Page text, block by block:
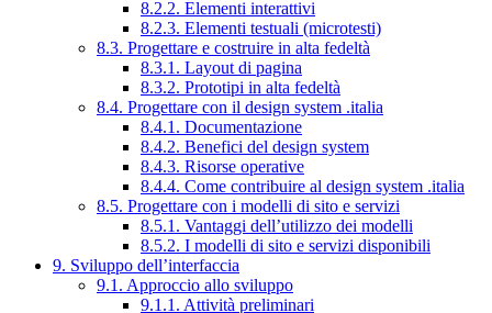
8.2.2. Elementi interattivi
8.2.3. Elementi testuali (microtesti)
8.3. Progettare e costruire in alta fedeltà
8.3.1. Layout di pagina
8.3.2. Prototipi in alta fedeltà
8.4. Progettare con il design system .italia
8.4.1. Documentazione
8.4.2. Benefici del design system
8.4.3. Risorse operative
8.4.4. Come contribuire al design system .italia
8.5. Progettare con i modelli di sito e servizi
8.5.1. Vantaggi dell’utilizzo dei modelli
8.5.2. I modelli di sito e servizi disponibili
9. Sviluppo dell’interfaccia
9.1. Approccio allo sviluppo
9.1.1. Attività preliminari